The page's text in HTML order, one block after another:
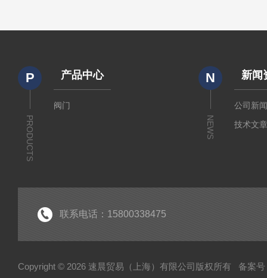
P
PRODUCTS
产品中心
阀门
N
NEWS
新闻
公司新
技术文
联系电话：15800338475
Copyright © 2026 速晨贸易（上海）有限公司版权所有 备案号